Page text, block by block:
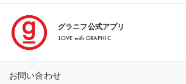
グラニフ公式アプリ
LOVE with GRAPHIC
お問い合わせ